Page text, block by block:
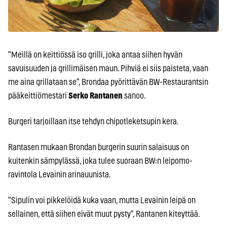
"Meillä on keittiössä iso grilli, joka antaa siihen hyvän
savuisuuden ja grillimäisen maun. Pihviä ei siis paisteta, vaan
me aina grillataan se", Brondaa pyörittävän BW-Restaurantsin
pääkeittiömestari Serko Rantanen sanoo.
Burgeri tarjoillaan itse tehdyn chipotleketsupin kera.
Rantasen mukaan Brondan burgerin suurin salaisuus on
kuitenkin sämpylässä, joka tulee suoraan BW:n leipomo-
ravintola Levainin arinauunista.
"Sipulin voi pikkelöidä kuka vaan, mutta Levainin leipä on
sellainen, että siihen eivät muut pysty", Rantanen kiteyttää.